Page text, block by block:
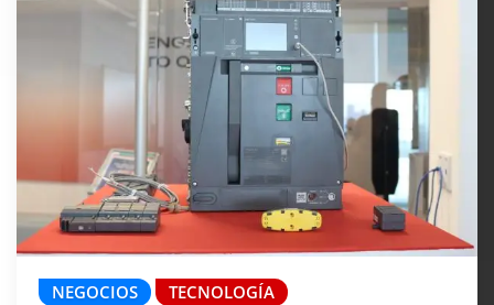
NEGOCIOS TECNOLOGÍA